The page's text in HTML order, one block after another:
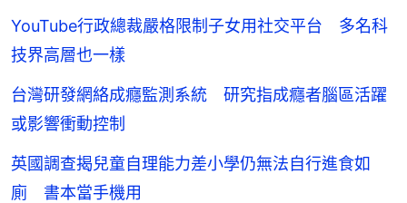
YouTube行政總裁嚴格限制子女用社交平台 多名科
技界高層也一樣
台灣研發網絡成癮監測系統 研究指成癮者腦區活躍
或影響衝動控制
英國調查揭兒童自理能力差小學仍無法自行進食如
廁 書本當手機用